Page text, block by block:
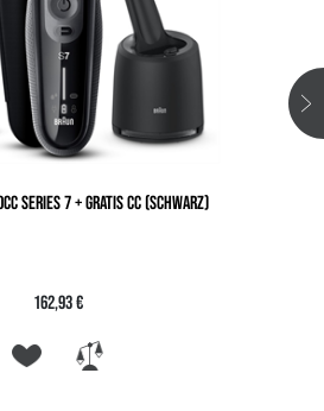
SERIES 7 + GRATIS CC (SCHWARZ)
162,93 €